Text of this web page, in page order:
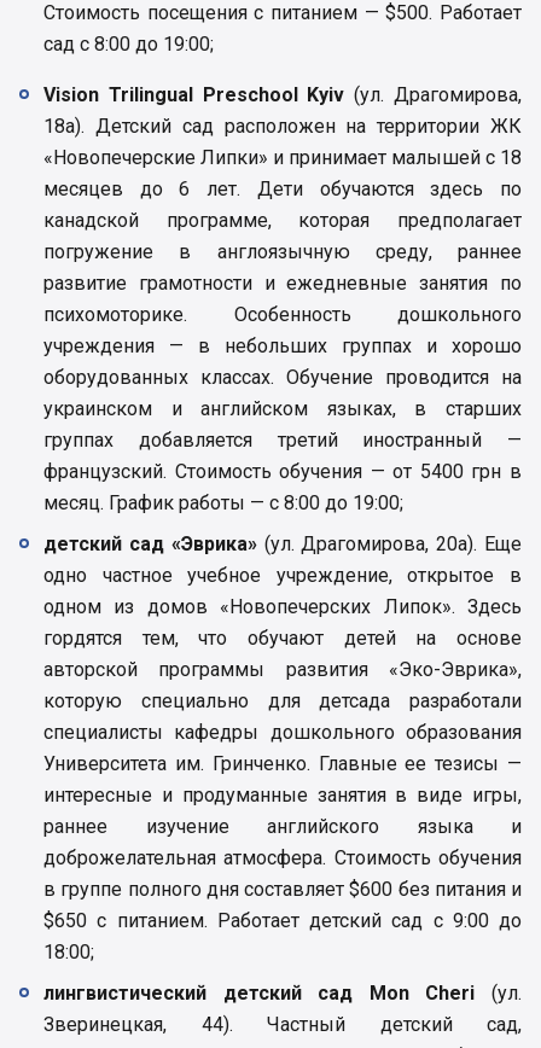
Стоимость посещения с питанием — $500. Работает
сад с 8:00 до 19:00;
Vision Trilingual Preschool Kyiv (ул. Драгомирова,
18а). Детский сад расположен на территории ЖК
«Новопечерские Липки» и принимает малышей с 18
месяцев до 6 лет. Дети обучаются здесь по
канадской программе, которая предполагает
погружение в англоязычную среду, раннее
развитие грамотности и ежедневные занятия по
психомоторике. Особенность дошкольного
учреждения — в небольших группах и хорошо
оборудованных классах. Обучение проводится на
украинском и английском языках, в старших
группах добавляется третий иностранный —
французский. Стоимость обучения — от 5400 грн в
месяц. График работы — с 8:00 до 19:00;
детский сад «Эврика»(ул. Драгомирова, 20а). Еще
одно частное учебное учреждение, открытое в
одном из домов «Новопечерских Липок». Здесь
гордятся тем, что обучают детей на основе
авторской программы развития «Эко-Эврика»,
которую специально для детсада разработали
специалисты кафедры дошкольного образования
Университета им. Гринченко. Главные ее тезисы —
интересные и продуманные занятия в виде игры,
раннее изучение английского языка и
доброжелательная атмосфера. Стоимость обучения
в группе полного дня составляет $600 без питания и
$650 с питанием. Работает детский сад с 9:00 до
18:00;
лингвистический детский сад Mon Cheri (ул.
Зверинецкая, 44). Частный детский сад,